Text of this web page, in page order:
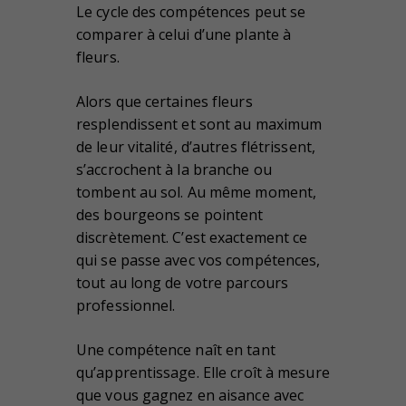
Le cycle des compétences peut se
comparer à celui d’une plante à
fleurs.
Alors que certaines fleurs
resplendissent et sont au maximum
de leur vitalité, d’autres flétrissent,
s’accrochent à la branche ou
tombent au sol. Au même moment,
des bourgeons se pointent
discrètement. C’est exactement ce
qui se passe avec vos compétences,
tout au long de votre parcours
professionnel.
Une compétence naît en tant
qu’apprentissage. Elle croît à mesure
que vous gagnez en aisance avec